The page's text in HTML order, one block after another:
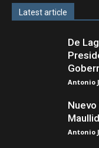
Latest article
De
Antonio
Antonio